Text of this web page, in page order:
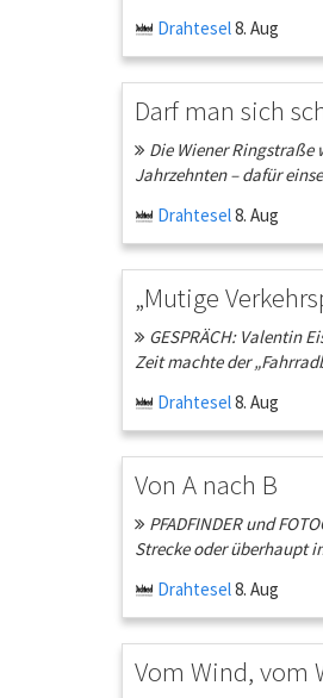
Drahtesel8. Aug
Darf man sich
Die Wiener
Jahrzehnten – dafür
Drahtesel8. Aug
„Mutige
GESPRÄCH: Valentin
Zeit machte der
Drahtesel8. Aug
Von A nach B
PFADFINDER und
Strecke oder überhaupt
Drahtesel8. Aug
Vom Wind, vom